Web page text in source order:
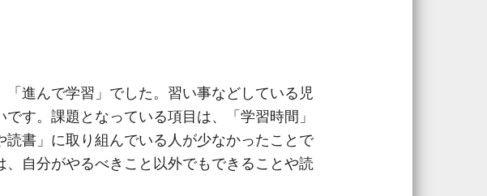
進んで学習」でした。習い事などしている児
す。課題となっている項目は、「学習時間」
書」に取り組んでいる人が少なかったことで
自分がやるべきこと以外でもできることや読